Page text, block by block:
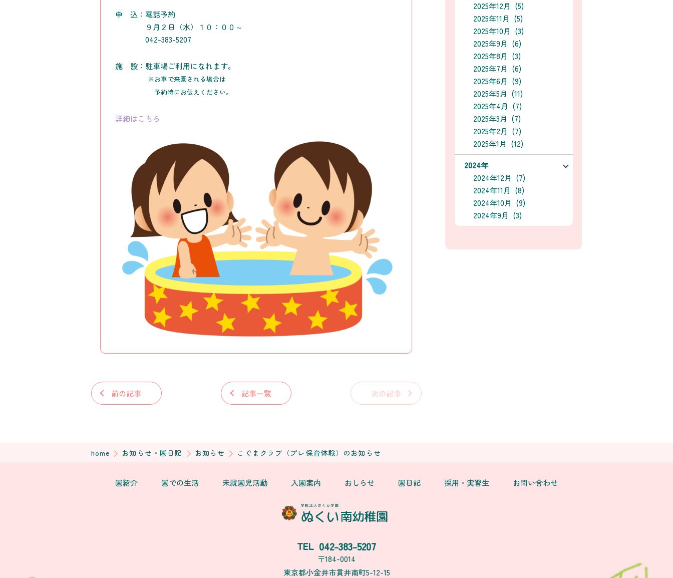
申 込：電話予約
９月２日（水）１０：００～
042-383-5207
施 設：駐車場ご利用になれます。
※お車で来園される場合は
予約時にお伝えください。
詳細はこちら
前の記事 記事一覧 次の記事
2025年12月 (5)
2025年11月 (5)
2025年10月 (3)
2025年9月 (6)
2025年8月 (3)
2025年7月 (6)
2025年6月 (9)
2025年5月 (11)
2025年4月 (7)
2025年3月 (7)
2025年2月 (7)
2025年1月 (12)
2024年
2024年12月 (7)
2024年11月 (8)
2024年10月 (9)
2024年9月 (3)
home お知らせ・園日記 お知らせ こぐまクラブ（プレ保育体験）のお知らせ
園紹介 園での生活 未就園児活動 入園案内 おしらせ 園日記 採用・実習生 お問い合わせ
TEL 042-383-5207
〒184-0014
東京都小金井市貫井南町5-12-15